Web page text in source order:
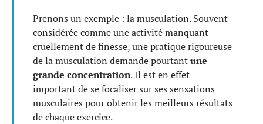
Prenons un exemple : la musculation. Souvent
considérée comme une activité manquant
cruellement de finesse, une pratique rigoureuse
de la musculation demande pourtantune
grande concentration. Il est en effet
important de se focaliser sur ses sensations
musculaires pour obtenir les meilleurs résultats
de chaque exercice.